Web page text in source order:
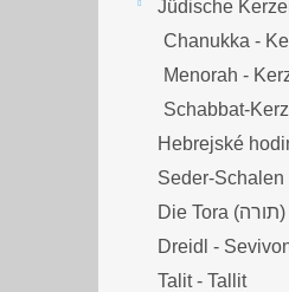
Jüdische
Chanukka -
Menorah -
Schabbat-
Hebrejské
Seder-Schalen
Die Tora (תורה)
Dreidl -
Talit - Tallit